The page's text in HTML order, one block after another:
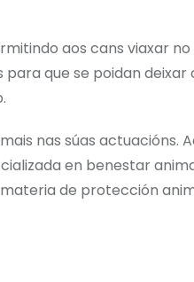
aos cans viaxar
que se poidan deixar
nas súas actuacións.
en benestar
de protección